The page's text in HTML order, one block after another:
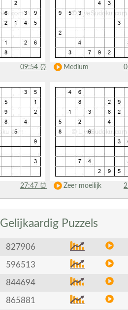
09:54 ⏰ Medium
27:47 ⏰ Zeer moeilijk
Gelijkaardig Puzzels
827906
596513
844694
865881